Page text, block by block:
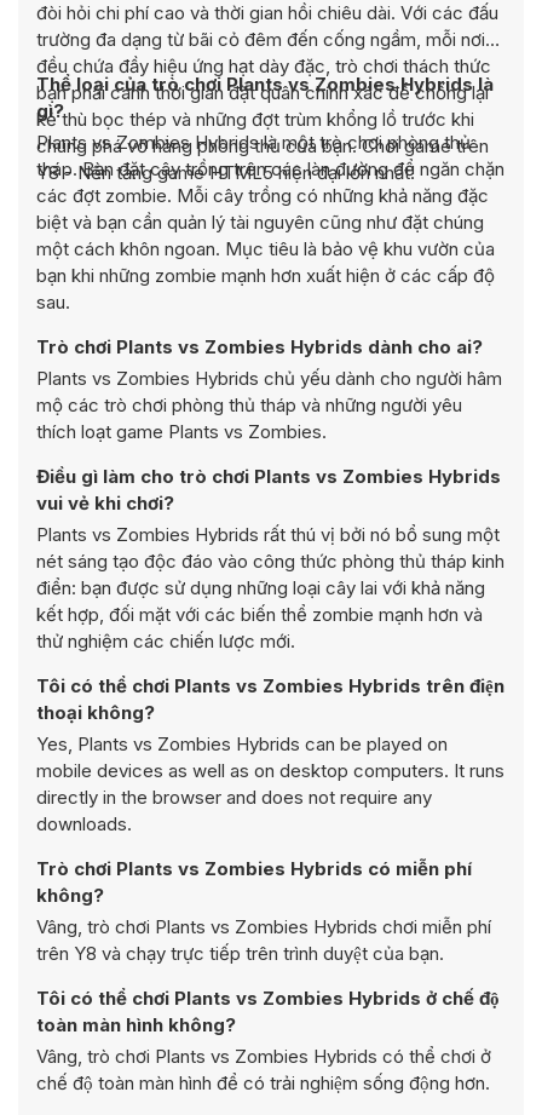
đòi hỏi chi phí cao và thời gian hồi chiêu dài. Với các đấu
trường đa dạng từ bãi cỏ đêm đến cống ngầm, mỗi nơi
đều chứa đầy hiệu ứng hạt dày đặc, trò chơi thách thức
bạn phải canh thời gian đặt quân chính xác để chống lại
kẻ thù bọc thép và những đợt trùm khổng lồ trước khi
chúng phá vỡ hàng phòng thủ của bạn. Chơi game trên
Y8 - Nền tảng game HTML5 hiện đại lớn nhất!
Thể loại của trò chơi Plants vs Zombies Hybrids là
gì?
Plants vs Zombies Hybrids là một trò chơi phòng thủ
tháp. Bạn đặt cây trồng trên các làn đường để ngăn chặn
các đợt zombie. Mỗi cây trồng có những khả năng đặc
biệt và bạn cần quản lý tài nguyên cũng như đặt chúng
một cách khôn ngoan. Mục tiêu là bảo vệ khu vườn của
bạn khi những zombie mạnh hơn xuất hiện ở các cấp độ
sau.
Trò chơi Plants vs Zombies Hybrids dành cho ai?
Plants vs Zombies Hybrids chủ yếu dành cho người hâm
mộ các trò chơi phòng thủ tháp và những người yêu
thích loạt game Plants vs Zombies.
Điều gì làm cho trò chơi Plants vs Zombies Hybrids
vui vẻ khi chơi?
Plants vs Zombies Hybrids rất thú vị bởi nó bổ sung một
nét sáng tạo độc đáo vào công thức phòng thủ tháp kinh
điển: bạn được sử dụng những loại cây lai với khả năng
kết hợp, đối mặt với các biến thể zombie mạnh hơn và
thử nghiệm các chiến lược mới.
Tôi có thể chơi Plants vs Zombies Hybrids trên điện
thoại không?
Yes, Plants vs Zombies Hybrids can be played on
mobile devices as well as on desktop computers. It runs
directly in the browser and does not require any
downloads.
Trò chơi Plants vs Zombies Hybrids có miễn phí
không?
Vâng, trò chơi Plants vs Zombies Hybrids chơi miễn phí
trên Y8 và chạy trực tiếp trên trình duyệt của bạn.
Tôi có thể chơi Plants vs Zombies Hybrids ở chế độ
toàn màn hình không?
Vâng, trò chơi Plants vs Zombies Hybrids có thể chơi ở
chế độ toàn màn hình để có trải nghiệm sống động hơn.